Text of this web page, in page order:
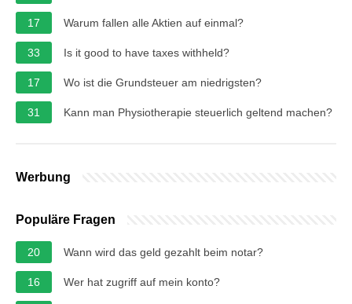
17 Warum fallen alle Aktien auf einmal?
33 Is it good to have taxes withheld?
17 Wo ist die Grundsteuer am niedrigsten?
31 Kann man Physiotherapie steuerlich geltend machen?
Werbung
Populäre Fragen
20 Wann wird das geld gezahlt beim notar?
16 Wer hat zugriff auf mein konto?